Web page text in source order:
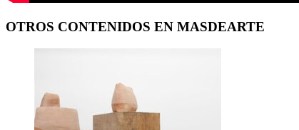
OTROS CONTENIDOS EN MASDEARTE